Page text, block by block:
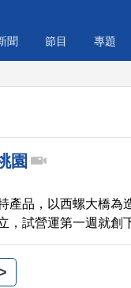
聞 節目 專題
園
產品，以西螺大橋為
，試營運第一週就創